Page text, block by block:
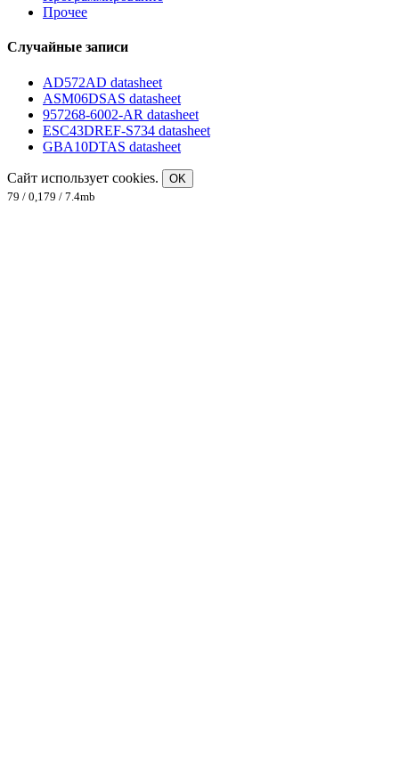
Прочее
Случайные записи
AD572AD datasheet
ASM06DSAS datasheet
957268-6002-AR datasheet
ESC43DREF-S734 datasheet
GBA10DTAS datasheet
Сайт использует cookies.
OK
79 / 0,179 / 7.4mb